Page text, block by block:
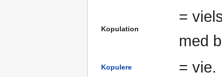
Kopulation
=
med
Kopulere = vie.